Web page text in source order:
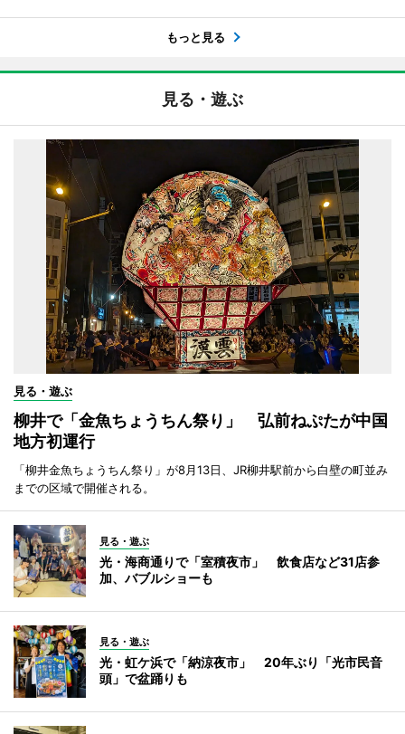
もっと見る
見る・遊ぶ
見る・遊ぶ
柳井で「金魚ちょうちん祭り」 弘前ねぷたが中国
地方初運行
「柳井金魚ちょうちん祭り」が8月13日、JR柳井駅前から白壁の町並み
までの区域で開催される。
見る・遊ぶ
光・海商通りで「室積夜市」 飲食店など31店参
加、バブルショーも
見る・遊ぶ
光・虹ケ浜で「納涼夜市」 20年ぶり「光市民音
頭」で盆踊りも